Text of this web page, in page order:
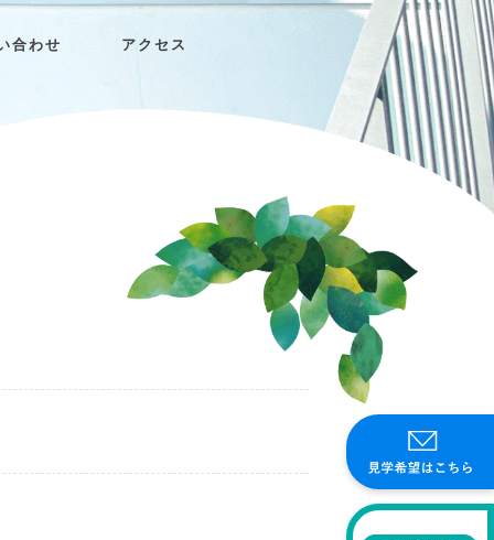
合わせ アクセス